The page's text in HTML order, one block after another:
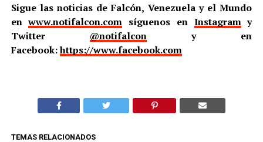
Sigue las noticias de Falcón, Venezuela y el Mundo
enwww.notifalcon.com síguenos en Instagramy
Twitter @notifalcony en
Facebook:https://www.facebook.com
TEMAS RELACIONADOS